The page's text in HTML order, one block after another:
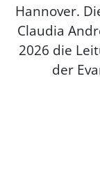
Hannover.
Claudia
2026 die
der